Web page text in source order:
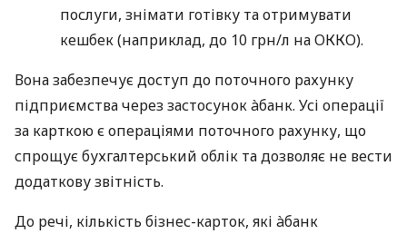
послуги, знімати готівку та отримувати
кешбек (наприклад, до 10 грн/л на ОККО).
Вона забезпечує доступ до поточного рахунку
підприємства через застосунок àбанк. Усі операції
за карткою є операціями поточного рахунку, що
спрощує бухгалтерський облік та дозволяє не вести
додаткову звітність.
До речі, кількість бізнес-карток, які àбанк